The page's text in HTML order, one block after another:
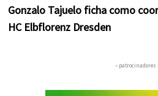
Gonzalo Tajuelo ficha como
HC Elbflorenz Dresden
– patrocinadores